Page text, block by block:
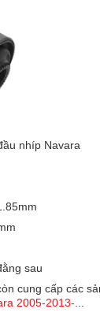
nhíp Navara
sau
cung cấp các
2005-2013-...